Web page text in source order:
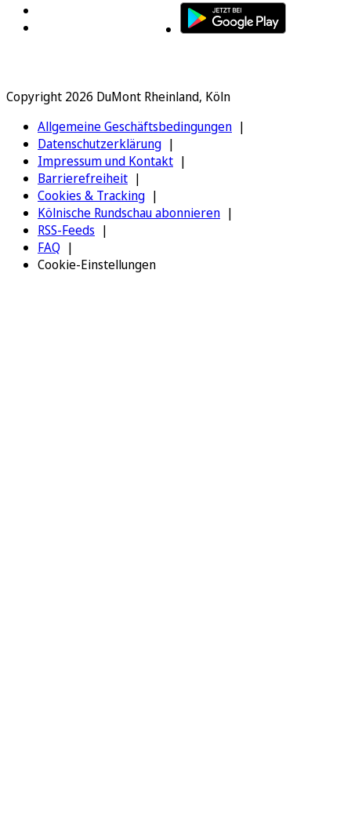
Copyright 2026 DuMont Rheinland, Köln
Allgemeine Geschäftsbedingungen
Datenschutzerklärung
Impressum und Kontakt
Barrierefreiheit
Cookies & Tracking
Kölnische Rundschau abonnieren
RSS-Feeds
FAQ
Cookie-Einstellungen